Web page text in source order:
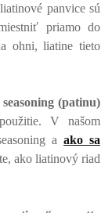
panvice sú
priamo do
ohni, liatine tieto
(patinu)
V našom
a ako sa
ako liatinový riad